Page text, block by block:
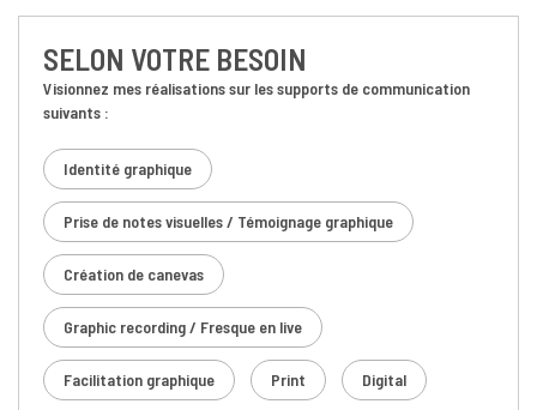
SELON VOTRE BESOIN
Visionnez mes réalisations sur les supports de communication
suivants :
Identité graphique
Prise de notes visuelles / Témoignage graphique
Création de canevas
Graphic recording / Fresque en live
Facilitation graphique Print Digital